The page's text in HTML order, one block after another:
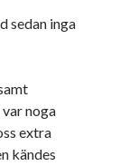
sedan inga
noga
extra
kändes